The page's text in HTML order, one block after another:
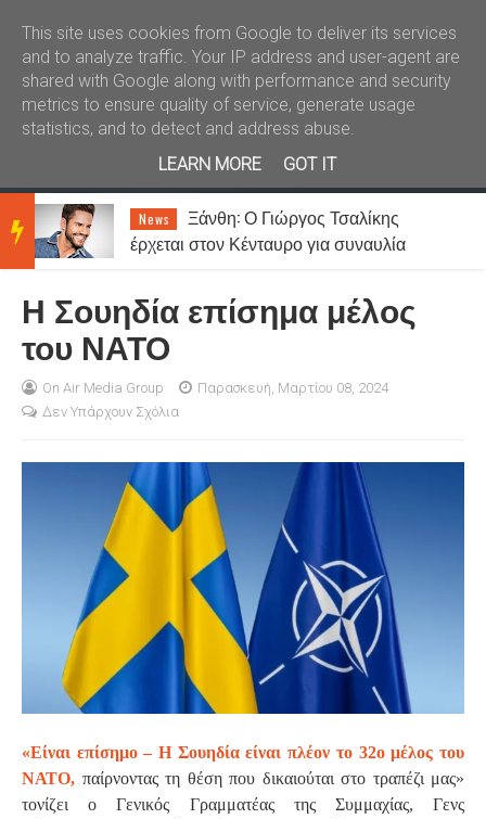
Καλώς ήλθατε Kral News
BRE
AKIN
NEW
News
Ξάνθη: Ο Γιώργος Τσαλίκης
έρχεται στον Κένταυρο για συναυλία
Η Σουηδία επίσημα μέλος
του ΝΑΤΟ
On Air Media Group
Παρασκευή, Μαρτίου 08, 2024
Δεν Υπάρχουν Σχόλια
«Είναι επίσημο – Η Σουηδία είναι πλέον το 32ο μέλος του
ΝΑΤΟ, παίρνοντας τη θέση που δικαιούται στο τραπέζι μας»
τονίζει ο Γενικός Γραμματέας της Συμμαχίας, Γενς
This site uses cookies from Google to deliver its services
and to analyze traffic. Your IP address and user-agent are
shared with Google along with performance and security
metrics to ensure quality of service, generate usage
statistics, and to detect and address abuse.
LEARN MORE
GOT IT